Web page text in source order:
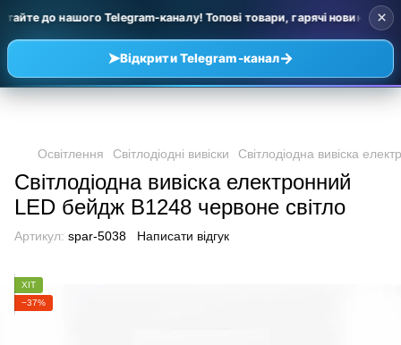
до нашого Telegram-каналу! Топові товари, гарячі новинки та
➤Відкрити Telegram-канал→
×
Освітлення Світлодіодні вивіски Світлодіодна вивіска
Світлодіодна вивіска електронний
LED бейдж B1248 червоне світло
Артикул: spar-5038 Написати відгук
ХІТ
−37%